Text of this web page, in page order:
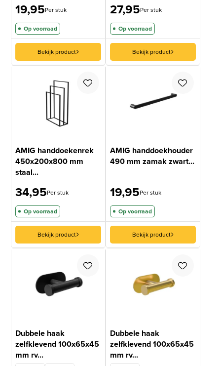
19,95Per stuk
Op voorraad
Bekijk product
27,95Per stuk
Op voorraad
Bekijk product
AMIG handdoekenrek
450x200x800 mm
staal...
34,95Per stuk
Op voorraad
Bekijk product
AMIG handdoekhouder
490 mm zamak zwart...
19,95Per stuk
Op voorraad
Bekijk product
Dubbele haak
zelfklevend 100x65x45
mm rv...
Dubbele haak
zelfklevend 100x65x45
mm rv...